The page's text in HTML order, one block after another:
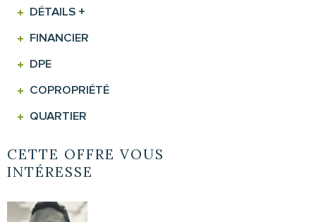
DÉTAILS +
FINANCIER
DPE
COPROPRIÉTÉ
QUARTIER
CETTE OFFRE VOUS
INTÉRESSE